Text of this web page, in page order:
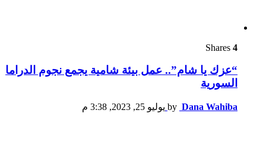
4
“عزك يا شام”.. عمل بيئة شامية يجمع نجوم الدراما
السورية
by Dana Wahiba يوليو 25, 2023, 3:38 م